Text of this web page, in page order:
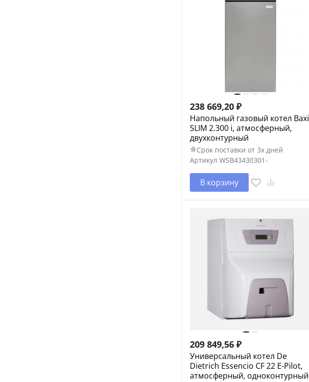
238 669,20 ₽
Напольный газовый котел Baxi
SLIM 2.300 i, атмосферный,
двухконтурный
Срок поставки от 3х дней
Артикул WSB43430301-
В корзину
209 849,56 ₽
Универсальный котел De
Dietrich Essencio CF 22 E-Pilot,
атмосферный, одноконтурный